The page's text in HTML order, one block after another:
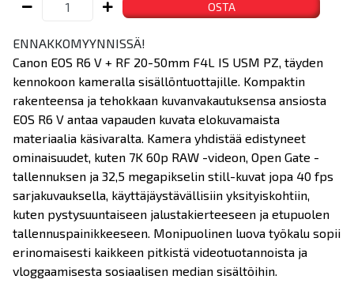
OSTA
ENNAKKOMYYNNISSÄ!
Canon EOS R6 V + RF 20-50mm F4L IS USM PZ, täyden
kennokoon kameralla sisällöntuottajille. Kompaktin
rakenteensa ja tehokkaan kuvanvakautuksensa ansiosta
EOS R6 V antaa vapauden kuvata elokuvamaista
materiaalia käsivaralta. Kamera yhdistää edistyneet
ominaisuudet, kuten 7K 60p RAW -videon, Open Gate -
tallennuksen ja 32,5 megapikselin still-kuvat jopa 40 fps
sarjakuvauksella, käyttäjäystävällisiin yksityiskohtiin,
kuten pystysuuntaiseen jalustakierteeseen ja etupuolen
tallennuspainikkeeseen. Monipuolinen luova työkalu sopii
erinomaisesti kaikkeen pitkistä videotuotannoista ja
vloggaamisesta sosiaalisen median sisältöihin.